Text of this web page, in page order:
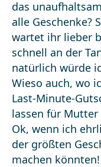
das
alle Geschenke?
wartet ihr lieber
schnell an der
natürlich würde
Wieso auch, wo
Last-Minute-
lassen für Mutter
Ok, wenn ich
der größten
machen könnten!